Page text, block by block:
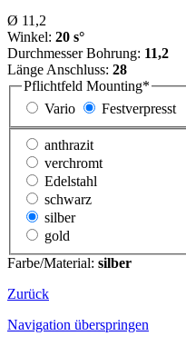
Ø 11,2
Winkel: 20 s°
Durchmesser Bohrung: 11,2
Länge Anschluss: 28
Pflichtfeld Mounting*
Vario
Festverpresst
anthrazit
verchromt
Edelstahl
schwarz
silber
gold
Farbe/Material: silber
Zurück
Navigation überspringen